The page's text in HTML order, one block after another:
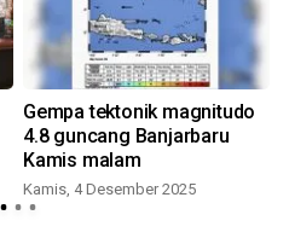
Gempa tektonik magnitudo
4.8 guncang Banjarbaru
Kamis malam
Kamis, 4 Desember 2025